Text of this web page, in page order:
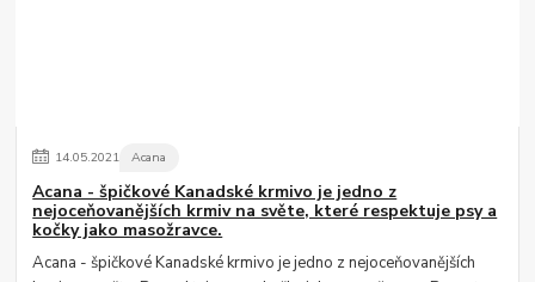
14.05.2021 Acana
Acana - špičkové Kanadské krmivo je jedno z
nejoceňovanějších krmiv na světe, které respektuje psy a
kočky jako masožravce.
Acana - špičkové Kanadské krmivo je jedno z nejoceňovanějších